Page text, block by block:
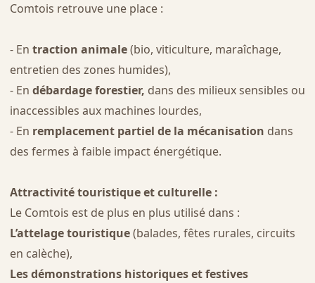
Comtois retrouve une place :
- En traction animale(bio, viticulture, maraîchage,
entretien des zones humides),
- En débardage forestier, dans des milieux sensibles ou
inaccessibles aux machines lourdes,
- En remplacement partiel de la mécanisation dans
des fermes à faible impact énergétique.
Attractivité touristique et culturelle :
Le Comtois est de plus en plus utilisé dans :
L’attelage touristique(balades, fêtes rurales, circuits
en calèche),
Les démonstrations historiques et festives